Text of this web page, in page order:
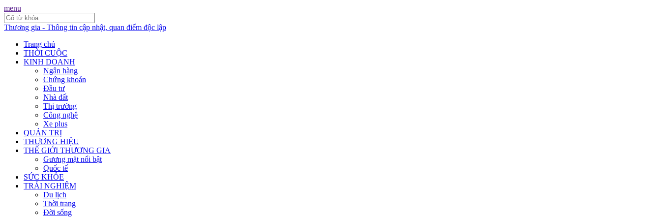
menu
Thương gia - Thông tin cập nhật, quan điểm độc lập
Trang chủ
THỜI CUỘC
KINH DOANH
Ngân hàng
Chứng khoán
Đầu tư
Nhà đất
Thị trường
Công nghệ
Xe plus
QUẢN TRỊ
THƯƠNG HIỆU
THẾ GIỚI THƯƠNG GIA
Gương mặt nổi bật
Quốc tế
SỨC KHỎE
TRẢI NGHIỆM
Du lịch
Thời trang
Đời sống